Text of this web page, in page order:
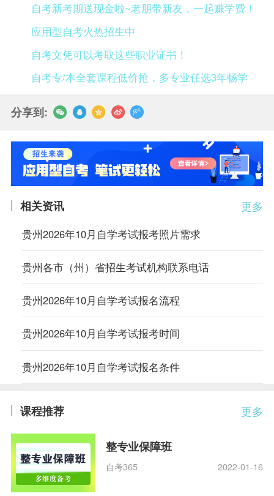
自考新考期送现金啦~老朋带新友，一起赚学费！
应用型自考火热招生中
自考文凭可以考取这些职业证书！
自考专/本全套课程低价抢，多专业任选3年畅学
分享到:
更多
相关资讯
贵州2026年10月自学考试报考照片需求
贵州各市（州）省招生考试机构联系电话
贵州2026年10月自学考试报名流程
贵州2026年10月自学考试报考时间
贵州2026年10月自学考试报名条件
更多
课程推荐
整专业保障班
自考365 2022-01-16